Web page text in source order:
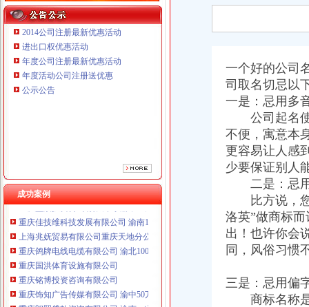
本站导航
2014公司注册最新优惠活动
进出口权优惠活动
年度公司注册最新优惠活动
年度活动公司注册送优惠
公示公告
成功案例
重庆鸽牌电线电缆有限公司 渝北10010万 (进出口权)
重庆国洪体育设施有限公司
重庆慧风涂装材料有限公司 渝高10万 （工商注册）
重庆欧氏科技发展有限公司 渝九50万 （进出口权）
重庆盛旗投资咨询有限公司 渝中10万 （工商注册）
重庆佳技维科技发展有限公司 渝南100万 （进出口权）
上海兆妩贸易有限公司重庆天地分公司 渝中 （工商注册）
重庆鸽牌电线电缆有限公司 渝北10010万 (进出口权)
重庆国洪体育设施有限公司
重庆铭博投资咨询有限公司
重庆饰知广告传媒有限公司 渝中50万 （工商注册）
重庆朗熙贷款咨询有限公司 渝南 （工商注册）
一个好的公司
司取名切忌以
一是：忌用多
公司起名使
不便，寓意本
更容易让人感
少要保证别人
二是：忌
比方说，您
洛英”做商标
出！也许你会
同，风俗习惯
三是：忌用偏
商标名称是